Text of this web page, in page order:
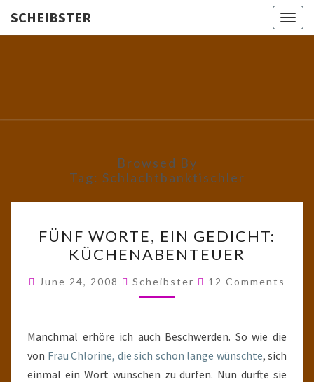
SCHEIBSTER
School!
Browsed By
Tag: Schlachtbanktischler
WORTE,
EIN
GEDICHT:
KÜCHENABENTEUER
FÜNF WORTE, EIN GEDICHT:
KÜCHENABENTEUER
June 24, 2008 Scheibster Comments
12 Comments
Manchmal erhöre ich auch Beschwerden. So wie die
von Frau Chlorine, die sich schon lange wünschte, sich
einmal ein Wort wünschen zu dürfen. Nun durfte sie